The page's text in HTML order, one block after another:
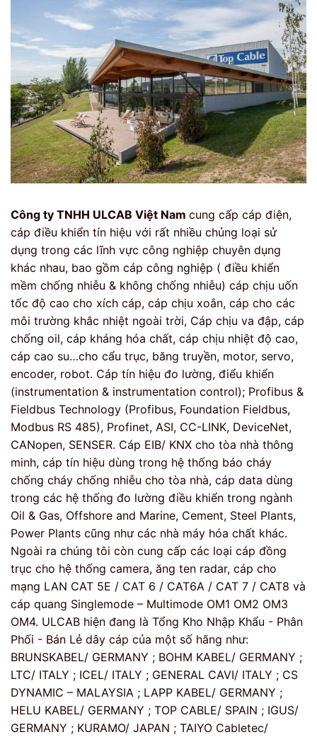
Công ty TNHH ULCAB Việt Nam cung cấp cáp điện,
cáp điều khiển tín hiệu với rất nhiều chủng loại sử
dụng trong các lĩnh vực công nghiệp chuyên dụng
khác nhau, bao gồm cáp công nghiệp ( điều khiển
mềm chống nhiễu & không chống nhiễu) cáp chịu uốn
tốc độ cao cho xích cáp, cáp chịu xoắn, cáp cho các
môi trường khắc nhiệt ngoài trời, Cáp chịu va đập, cáp
chống oil, cáp kháng hóa chất, cáp chịu nhiệt độ cao,
cáp cao su…cho cẩu trục, băng truyền, motor, servo,
encoder, robot. Cáp tín hiệu đo lường, điểu khiển
(instrumentation & instrumentation control); Profibus &
Fieldbus Technology (Profibus, Foundation Fieldbus,
Modbus RS 485), Profinet, ASI, CC-LINK, DeviceNet,
CANopen, SENSER. Cáp EIB/ KNX cho tòa nhà thông
minh, cáp tín hiệu dùng trong hệ thống báo cháy
chống cháy chống nhiễu cho tòa nhà, cáp data dùng
trong các hệ thống đo lường điều khiển trong ngành
Oil & Gas, Offshore and Marine, Cement, Steel Plants,
Power Plants cũng như các nhà máy hóa chất khác.
Ngoài ra chúng tôi còn cung cấp các loại cáp đồng
trục cho hệ thống camera, ăng ten radar, cáp cho
mạng LAN CAT 5E / CAT 6 / CAT6A / CAT 7 / CAT8 và
cáp quang Singlemode – Multimode OM1 OM2 OM3
OM4. ULCAB hiện đang là Tổng Kho Nhập Khẩu - Phân
Phối - Bán Lẻ dây cáp của một số hãng như:
BRUNSKABEL/ GERMANY ; BOHM KABEL/ GERMANY ;
LTC/ ITALY ; ICEL/ ITALY ; GENERAL CAVI/ ITALY ; CS
DYNAMIC – MALAYSIA ; LAPP KABEL/ GERMANY ;
HELU KABEL/ GERMANY ; TOP CABLE/ SPAIN ; IGUS/
GERMANY ; KURAMO/ JAPAN ; TAIYO Cabletec/